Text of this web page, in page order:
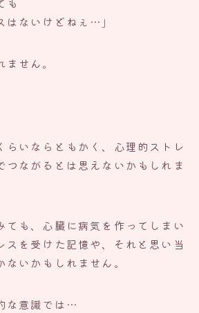
はないけどねぇ…」
せん。
らいならともかく、心理的ストレ
つながるとは思えないかもしれま
ても、心臓に病気を作ってしまい
スを受けた記憶や、それと思い当
いかもしれません。
な意識では…